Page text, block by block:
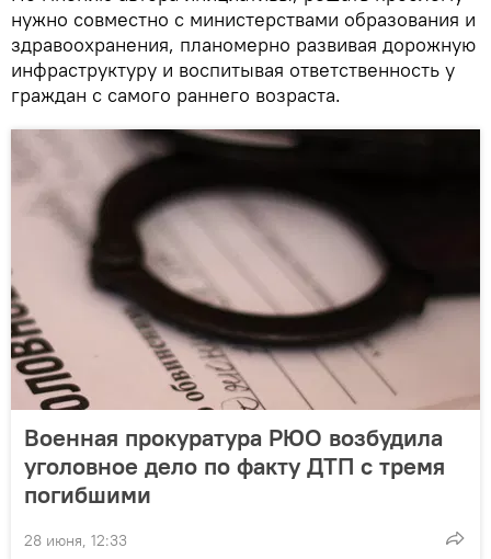
нужно совместно с министерствами образования и
здравоохранения, планомерно развивая дорожную
инфраструктуру и воспитывая ответственность у
граждан с самого раннего возраста.
Военная прокуратура РЮО возбудила
уголовное дело по факту ДТП с тремя
погибшими
28 июня, 12:33